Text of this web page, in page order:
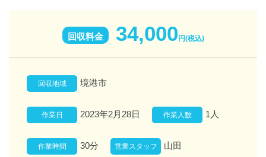
回収料金 34,000 円(税込)
回収地域 境港市
作業日 2023年2月28日 作業人数 1人
作業時間 30分 営業スタッフ 山田